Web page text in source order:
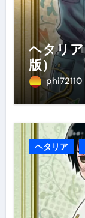
ヘタリ
版）
phi72110
ヘタリア